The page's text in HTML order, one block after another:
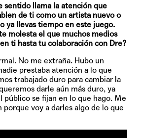
sentido llama la atención que
de ti como un artista nuevo o
ya llevas tiempo en este juego.
molesta el que muchos medios
ti hasta tu colaboración con Dre?
No me extraña. Hubo un
prestaba atención a lo que
trabajado duro para cambiar la
darle aún más duro, ya
público se fijan en lo que hago. Me
porque voy a darles algo de lo que